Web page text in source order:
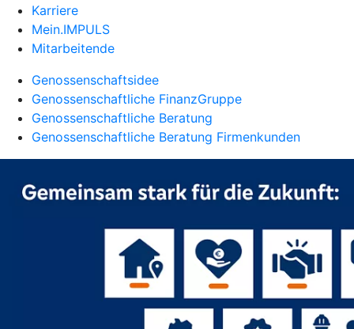
Karriere
Mein.IMPULS
Mitarbeitende
Genossenschaftsidee
Genossenschaftliche FinanzGruppe
Genossenschaftliche Beratung
Genossenschaftliche Beratung Firmenkunden